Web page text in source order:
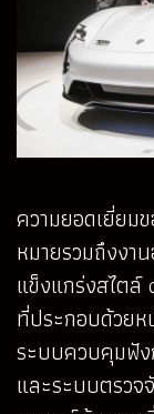
ความยอดเยี่ย
หมายรวมถึงง
แข็งแกร่งสไตล์
ที่ประกอบด้วย
ระบบควบคุมฟั
และระบบตรวจ